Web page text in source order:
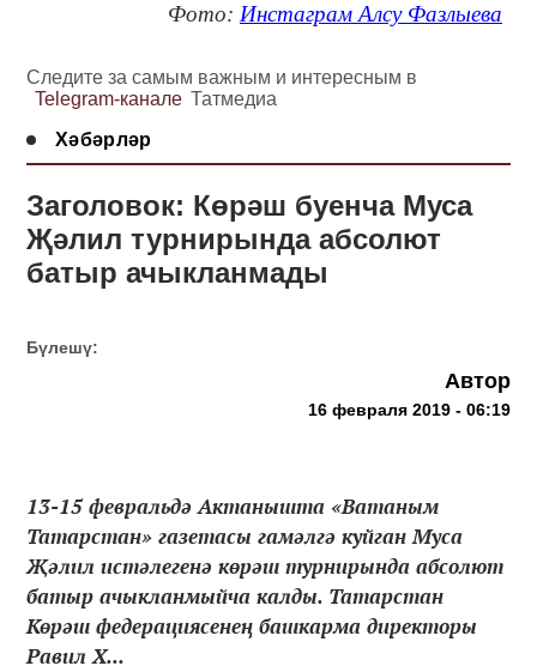
Фото: Инстаграм Алсу Фазлыева
Следите за самым важным и интересным в
Telegram-канале Татмедиа
Хәбәрләр
Заголовок: Көрәш буенча Муса
Җәлил турнирында абсолют
батыр ачыкланмады
Бүлешү:
Автор
16 февраля 2019 - 06:19
13-15 февральдә Актанышта «Ватаным
Татарстан» газетасы гамәлгә куйган Муса
Җәлил истәлегенә көрәш турнирында абсолют
батыр ачыкланмыйча калды. Татарстан
Көрәш федерациясенең башкарма директоры
Равил Х...